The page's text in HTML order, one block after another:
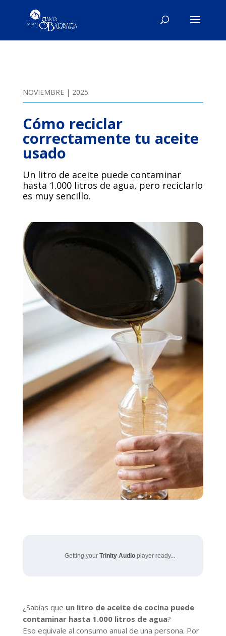
NOVIEMBRE | 2025
Cómo reciclar
correctamente tu aceite
usado
Un litro de aceite puede contaminar
hasta 1.000 litros de agua, pero reciclarlo
es muy sencillo.
Getting your Trinity Audioplayer ready...
¿Sabías que un litro de aceite de cocina puede
contaminar hasta 1.000 litros de agua?
Eso equivale al consumo anual de una persona. Por